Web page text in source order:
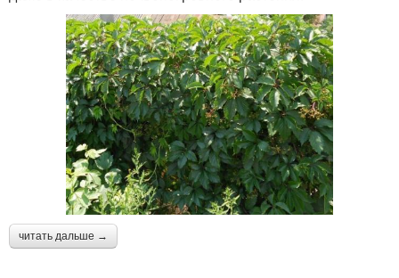
читать дальше →